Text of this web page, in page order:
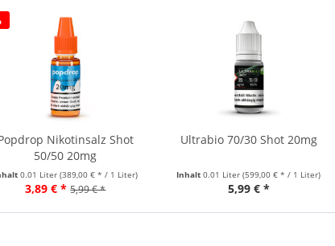
Nikotinsalz Shot
50/50 20mg
0.01 Liter (389,00 € * / 1 Liter)
3,89 € * 5,99 € *
Ultrabio 70/30 Shot 20mg
Inhalt0.01 Liter(599,00 € * / 1 Liter)
5,99 € *